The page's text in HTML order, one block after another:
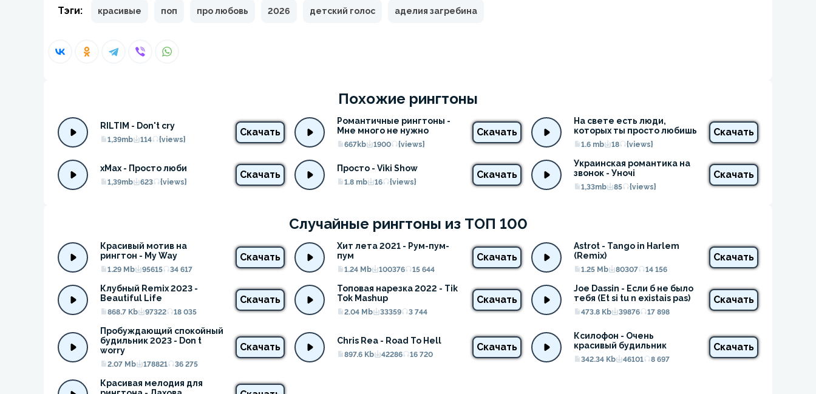
Тэги: красивые поп про любовь 2026 детский голос аделия загребина
Похожие рингтоны
RILTIM - Don't cry
1,39mb 114 {views}
Скачать
Романтичные рингтоны -
Мне много не нужно
667kb 1900 {views}
Скачать
На свете есть люди,
которых ты просто любишь
1.6 mb 18 {views}
Скачать
xMax - Просто люби
1,39mb 623 {views}
Скачать
Просто - Viki Show
1.8 mb 16 {views}
Скачать
Украинская романтика на
звонок - Уночі
1,33mb 85 {views}
Скачать
Случайные рингтоны из ТОП 100
Красивый мотив на
рингтон - My Way
1.29 Mb 95615 34 617
Скачать
Хит лета 2021 - Рум-пум-
пум
1.24 Mb 100376 15 644
Скачать
Astrot - Tango in Harlem
(Remix)
1.25 Mb 80307 14 156
Скачать
Клубный Remix 2023 -
Beautiful Life
868.7 Kb 97322 18 035
Скачать
Топовая нарезка 2022 - Tik
Tok Mashup
2.04 Mb 33359 3 744
Скачать
Joe Dassin - Если б не было
тебя (Et si tu n existais pas)
473.8 Kb 39876 17 898
Скачать
Пробуждающий спокойный
будильник 2023 - Don t
worry
2.07 Mb 178821 36 275
Скачать
Chris Rea - Road To Hell
897.6 Kb 42286 16 720
Скачать
Ксилофон - Очень
красивый будильник
342.34 Kb 46101 8 697
Скачать
Красивая мелодия для